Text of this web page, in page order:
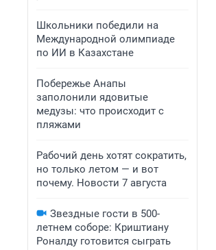
Школьники победили на
Международной олимпиаде
по ИИ в Казахстане
Побережье Анапы
заполонили ядовитые
медузы: что происходит с
пляжами
Рабочий день хотят сократить,
но только летом — и вот
почему. Новости 7 августа
Звездные гости в 500-
летнем соборе: Криштиану
Роналду готовится сыграть